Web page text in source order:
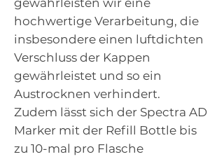
gewährleisten wir eine
hochwertige Verarbeitung, die
insbesondere einen luftdichten
Verschluss der Kappen
gewährleistet und so ein
Austrocknen verhindert.
Zudem lässt sich der Spectra AD
Marker mit der Refill Bottle bis
zu 10-mal pro Flasche